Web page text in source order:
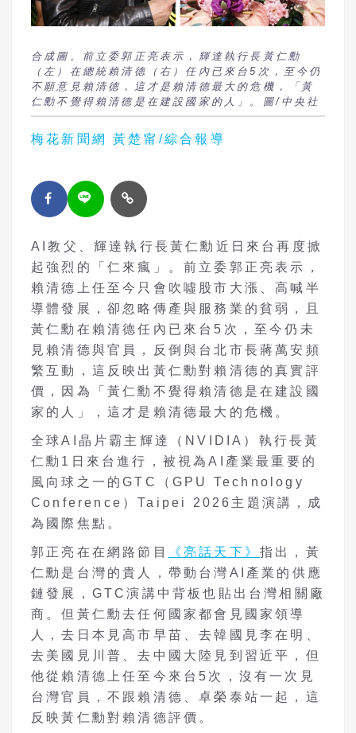
合成圖。前立委郭正亮表示，輝達執行長黃仁勳
（左）在總統賴清德（右）任內已來台5次，至今仍
不願意見賴清德，這才是賴清德最大的危機，「黃
仁勳不覺得賴清德是在建設國家的人」。圖/中央社
梅花新聞網 黃楚甯/綜合報導
AI教父、輝達執行長黃仁勳近日來台再度掀
起強烈的「仁來瘋」。前立委郭正亮表示，
賴清德上任至今只會吹噓股市大漲、高喊半
導體發展，卻忽略傳產與服務業的貧弱，且
黃仁勳在賴清德任內已來台5次，至今仍未
見賴清德與官員，反倒與台北市長蔣萬安頻
繁互動，這反映出黃仁勳對賴清德的真實評
價，因為「黃仁勳不覺得賴清德是在建設國
家的人」，這才是賴清德最大的危機。
全球AI晶片霸主輝達（NVIDIA）執行長黃
仁勳1日來台進行，被視為AI產業最重要的
風向球之一的GTC（GPU Technology
Conference）Taipei 2026主題演講，成
為國際焦點。
郭正亮在在網路節目 《亮話天下》指出，黃
仁勳是台灣的貴人，帶動台灣AI產業的供應
鏈發展，GTC演講中背板也貼出台灣相關廠
商。但黃仁勳去任何國家都會見國家領導
人，去日本見高市早苗、去韓國見李在明、
去美國見川普、去中國大陸見到習近平，但
他從賴清德上任至今來台5次，沒有一次見
台灣官員，不跟賴清德、卓榮泰站一起，這
反映黃仁勳對賴清德評價。